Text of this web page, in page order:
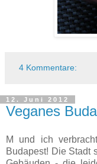
4 Kommentare:
12. Juni 2012
Veganes
M und ich
Budapest! Die Stadt